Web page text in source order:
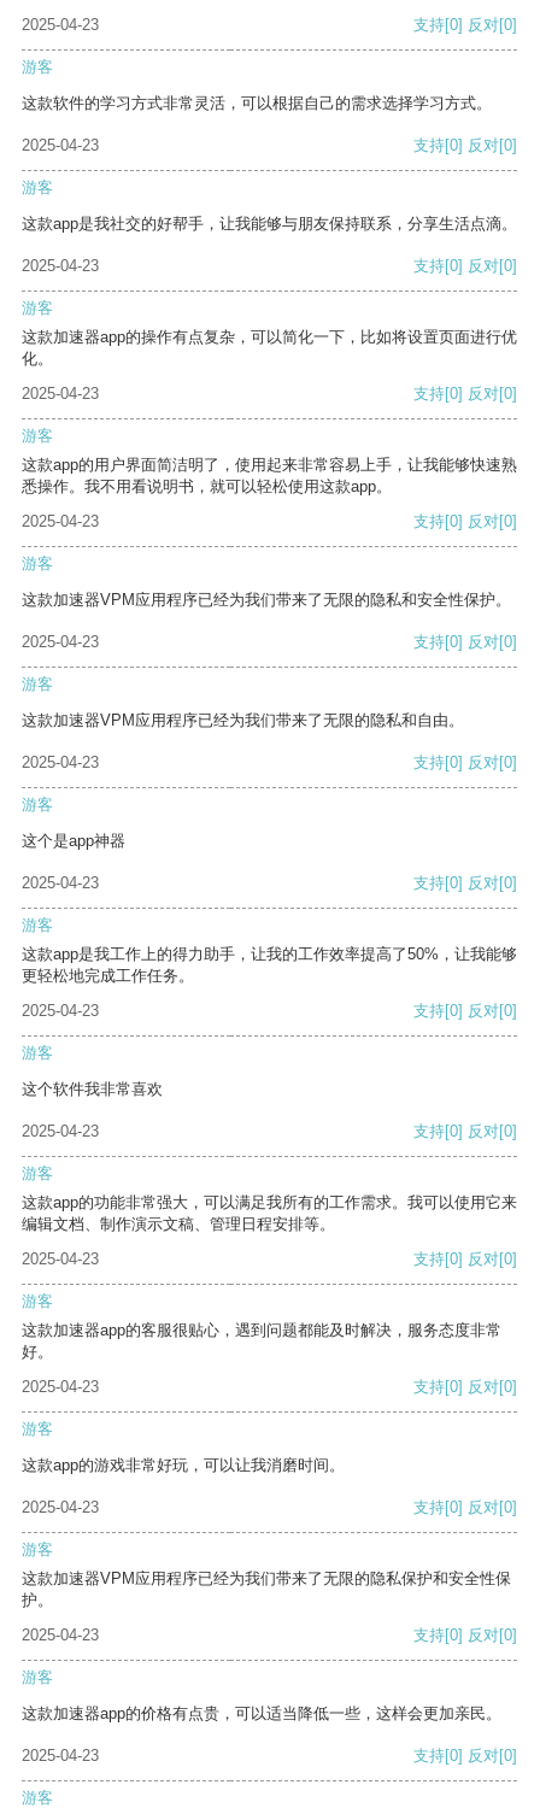
2025-04-23 支持[0] 反对[0]
游客
这款软件的学习方式非常灵活，可以根据自己的需求选择学习方式。
2025-04-23 支持[0] 反对[0]
游客
这款app是我社交的好帮手，让我能够与朋友保持联系，分享生活点滴。
2025-04-23 支持[0] 反对[0]
游客
这款加速器app的操作有点复杂，可以简化一下，比如将设置页面进行优
化。
2025-04-23
支持[0] 反对[0]
游客
这款app的用户界面简洁明了，使用起来非常容易上手，让我能够快速熟
悉操作。我不用看说明书，就可以轻松使用这款app。
2025-04-23
支持[0] 反对[0]
游客
这款加速器VPM应用程序已经为我们带来了无限的隐私和安全性保护。
2025-04-23 支持[0] 反对[0]
游客
这款加速器VPM应用程序已经为我们带来了无限的隐私和自由。
2025-04-23 支持[0] 反对[0]
游客
这个是app神器
2025-04-23 支持[0] 反对[0]
游客
这款app是我工作上的得力助手，让我的工作效率提高了50%，让我能够
更轻松地完成工作任务。
2025-04-23
支持[0] 反对[0]
游客
这个软件我非常喜欢
2025-04-23 支持[0] 反对[0]
游客
这款app的功能非常强大，可以满足我所有的工作需求。我可以使用它来
编辑文档、制作演示文稿、管理日程安排等。
2025-04-23
支持[0] 反对[0]
游客
这款加速器app的客服很贴心，遇到问题都能及时解决，服务态度非常
好。
2025-04-23
支持[0] 反对[0]
游客
这款app的游戏非常好玩，可以让我消磨时间。
2025-04-23 支持[0] 反对[0]
游客
这款加速器VPM应用程序已经为我们带来了无限的隐私保护和安全性保
护。
2025-04-23
支持[0] 反对[0]
游客
这款加速器app的价格有点贵，可以适当降低一些，这样会更加亲民。
2025-04-23 支持[0] 反对[0]
游客